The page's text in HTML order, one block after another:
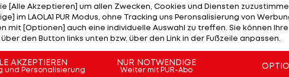
Day beim Nordea Masters in Stockholm alle Ehre. Der
64er-Runde (Tages-Bestwert) vom 43. Platz aus in
72-Kurs neun Birdies bei nur einem Bogey in die Score-
Wiesberger mit elf unter Par auf dem geteilten 6. Platz.
[Alle Akzeptieren] um allen Zwecken, Cookies und Diensten
im LAOLA1 PUR Modus, ohne Tracking uns Peronsalisierung von
mit [Optionen] auch eine individuelle Auswahl zu treffen. Sie können
den Button links unten bzw. über den Link in der Fußzeile anpassen.
AKZEPTIEREN
und Personalisierung
NUR NOTWENDIGE
Weiter mit PUR-Abo